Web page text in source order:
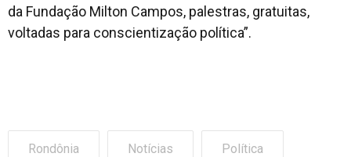
da Fundação Milton Campos, palestras, gratuitas,
voltadas para conscientização política”.
Rondônia Notícias Política